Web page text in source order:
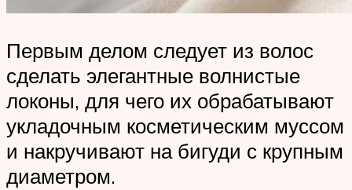
Первым делом следует из волос
сделать элегантные волнистые
локоны, для чего их обрабатывают
укладочным косметическим муссом
и накручивают на бигуди с крупным
диаметром.